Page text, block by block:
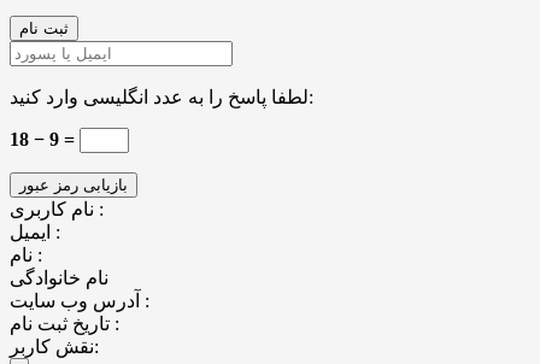
لطفا پاسخ را به عدد انگلیسی وارد کنید:
18 − 9 =
نام کاربری :
ایمیل :
نام :
نام خانوادگی
آدرس وب سایت :
تاریخ ثبت نام :
نقش کاربر: